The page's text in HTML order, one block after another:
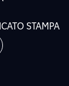
STAMPA